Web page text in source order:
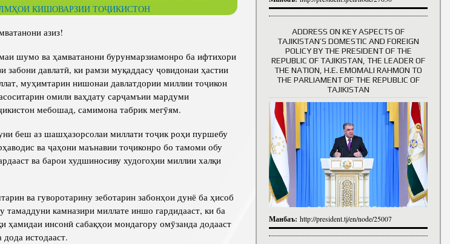
Director of Institute
Struture of the Institute
КИШОВАРЗИИ ТОҶИКИСТОН
азиз!
шумо ва ҳамватанони бурунмарзиамонро ба ифтихори
забони давлатӣ, ки рамзи муқаддасу ҷовидонаи ҳастии
муҳимтарин нишонаи давлатдории миллии тоҷикон
омили ваҳдату сарҷамъии мардуми
мебошад, самимона табрик мегӯям.
беш аз шашҳазорсолаи миллати тоҷик роҳи пуршебу
ва ҷаҳони маънавии тоҷиконро бо тамоми обу
ва барои худшиносиву худогоҳии миллии халқи
ва гуворотарину зеботарин забонҳои дунё ба ҳисоб
тамаддуни камназири миллате иншо гардидааст, ки ба
ҳамидаи инсонӣ сабақҳои мондагору омӯзанда додааст
истодааст.
ADDRESS ON KEY ASPECTS OF
TAJIKISTAN’S DOMESTIC AND FOREIGN
POLICY BY THE PRESIDENT OF THE
REPUBLIC OF TAJIKISTAN, THE LEADER OF
THE NATION, H.E. EMOMALI RAHMON TO
THE PARLIAMENT OF THE REPUBLIC OF
TAJIKISTAN
Манбаъ: http://president.tj/en/node/25007